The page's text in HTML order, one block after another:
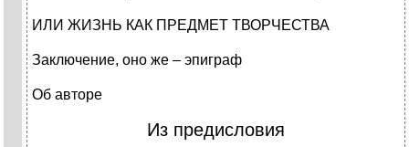
ИЛИ ЖИЗНЬ КАК ПРЕДМЕТ ТВОРЧЕСТВА
Заключение, оно же – эпиграф
Об авторе
Из предисловия